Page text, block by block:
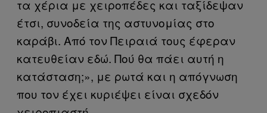
τα χέρια με χειροπέδες και ταξίδεψαν
έτσι, συνοδεία της αστυνομίας στο
καράβι. Από τον Πειραιά τους έφεραν
κατευθείαν εδώ. Πού θα πάει αυτή η
κατάσταση;», με ρωτά και η απόγνωση
που τον έχει κυριέψει είναι σχεδόν